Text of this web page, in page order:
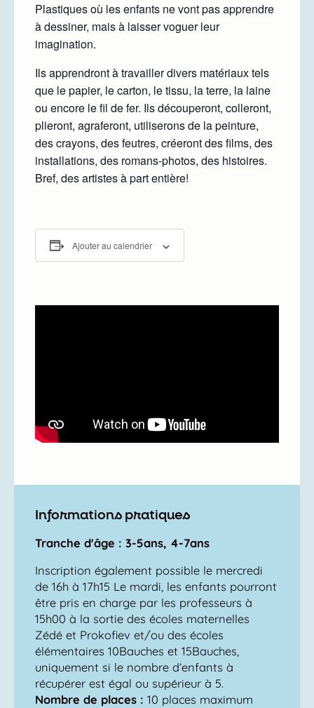
Plastiques où les enfants ne vont pas apprendre
à dessiner, mais à laisser voguer leur
imagination.
Ils apprendront à travailler divers matériaux tels
que le papier, le carton, le tissu, la terre, la laine
ou encore le fil de fer. Ils découperont, colleront,
plieront, agraferont, utiliserons de la peinture,
des crayons, des feutres, créeront des films, des
installations, des romans-photos, des histoires.
Bref, des artistes à part entière!
Ajouter au calendrier
Informations pratiques
Tranche d'âge : 3-5ans, 4-7ans
Inscription également possible le mercredi
de 16h à 17h15 Le mardi, les enfants pourront
être pris en charge par les professeurs à
15h00 à la sortie des écoles maternelles
Zédé et Prokofiev et/ou des écoles
élémentaires 10Bauches et 15Bauches,
uniquement si le nombre d’enfants à
récupérer est égal ou supérieur à 5.
Nombre de places : 10 places maximum